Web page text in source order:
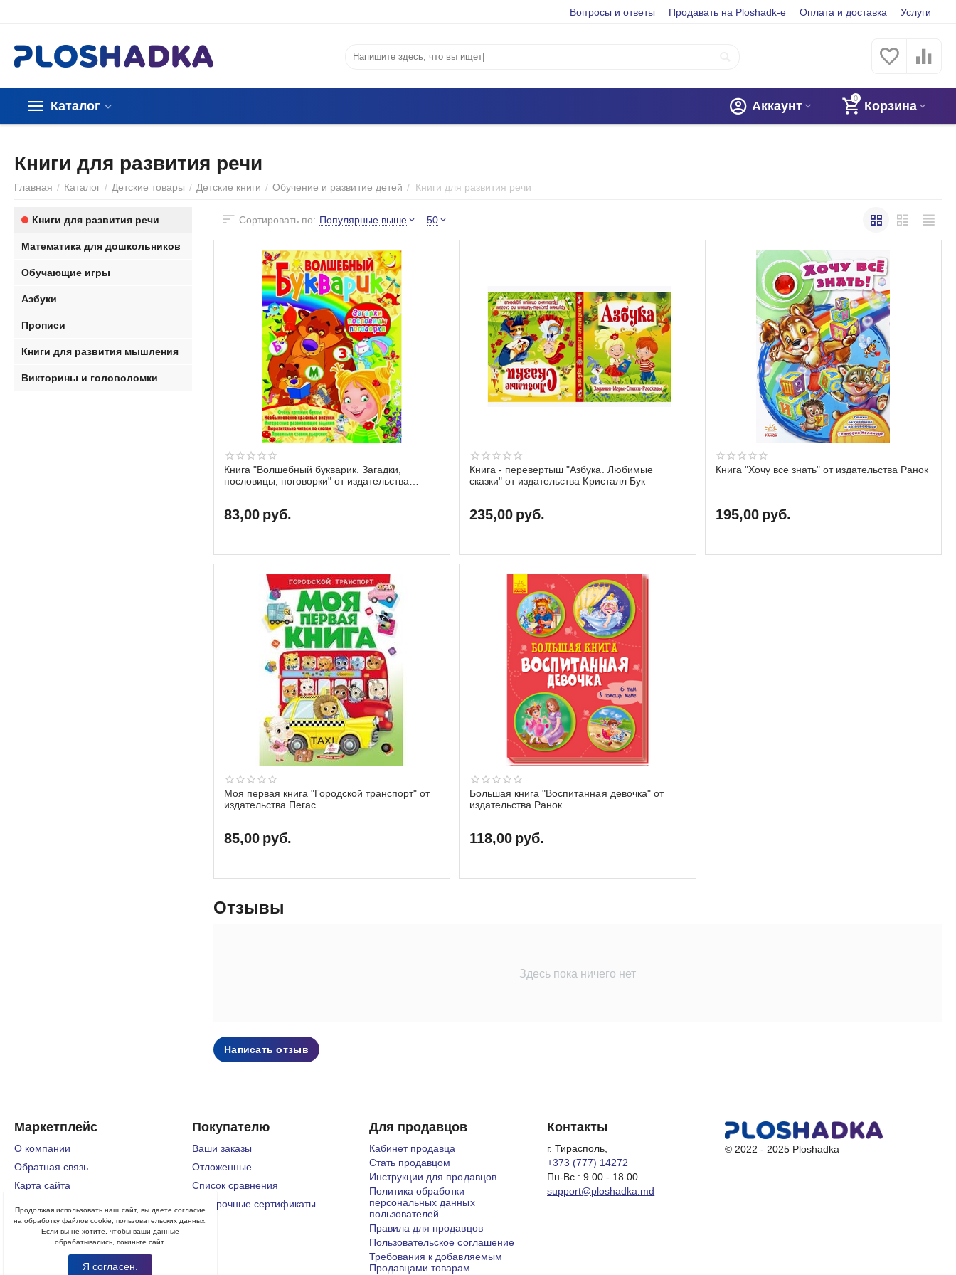
Вопросы и ответы Продавать на Ploshadk-e Оплата и доставка Услуги
Каталог
0
Корзина
Аккаунт
Книги для развития речи
Главная / Каталог / Детские товары / Детские книги / Обучение и развитие детей / Книги для развития речи
Сортировать по: Популярные выше 50
Книга "Волшебный букварик. Загадки,
пословицы, поговорки" от издательства
83,00 руб.
Книга - перевертыш "Азбука. Любимые
сказки" от издательства Кристалл Бук
235,00 руб.
Книга "Хочу все знать" от издательства Ранок
195,00 руб.
Моя первая книга "Городской транспорт" от
издательства Пегас
85,00 руб.
Большая книга "Воспитанная девочка" от
издательства Ранок
118,00 руб.
Отзывы
Здесь пока ничего нет
Написать отзыв
Книги для развития речи
Математика для дошкольников
Обучающие игры
Азбуки
Прописи
Книги для развития мышления
Викторины и головоломки
Маркетплейс
О компании
Обратная связь
Карта сайта
Покупателю
Ваши заказы
Отложенные
Список сравнения
Подарочные сертификаты
Для продавцов
Кабинет продавца
Стать продавцом
Инструкции для продавцов
Политика обработки
персональных данных
пользователей
Правила для продавцов
Пользовательское соглашение
Требования к добавляемым
Продавцами товарам.
Контакты
г. Тирасполь,
+373 (777) 14272
Пн-Вс : 9.00 - 18.00
support@ploshadka.md
© 2022 - 2025 Ploshadka
Продолжая использовать наш сайт, вы даете согласие
на обработку файлов cookie, пользовательских данных.
Если вы не хотите, чтобы ваши данные
обрабатывались, покиньте сайт.
Я согласен.